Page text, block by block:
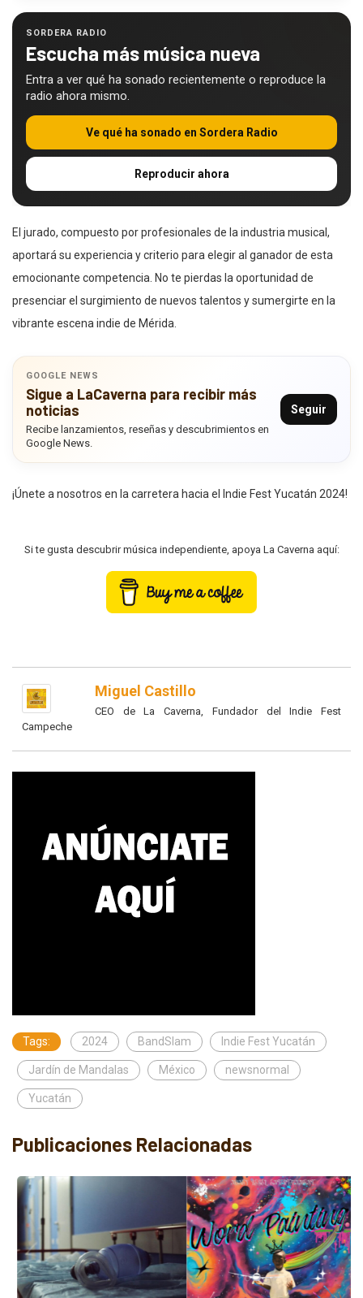
SORDERA RADIO
Escucha más música nueva
Entra a ver qué ha sonado recientemente o reproduce la
radio ahora mismo.
Ve qué ha sonado en Sordera Radio
Reproducir ahora
El jurado, compuesto por profesionales de la industria musical,
aportará su experiencia y criterio para elegir al ganador de esta
emocionante competencia. No te pierdas la oportunidad de
presenciar el surgimiento de nuevos talentos y sumergirte en la
vibrante escena indie de Mérida.
GOOGLE NEWS
Sigue a LaCaverna para recibir más
noticias
Recibe lanzamientos, reseñas y descubrimientos en
Google News.
Seguir
¡Únete a nosotros en la carretera hacia el Indie Fest Yucatán 2024!
Si te gusta descubrir música independiente, apoya La Caverna aquí:
Miguel Castillo
CEO de La Caverna, Fundador del Indie Fest
Campeche
Tags: 2024 BandSlam Indie Fest Yucatán
Jardín de Mandalas México newsnormal
Yucatán
Publicaciones Relacionadas